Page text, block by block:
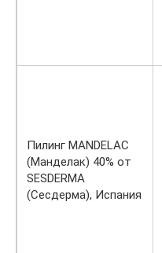
Пилинг MANDELAC
(Манделак) 40% от
SESDERMA
(Сесдерма), Испания